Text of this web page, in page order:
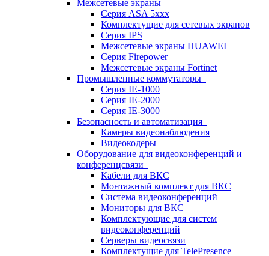
Межсетевые экраны
Серия ASA 5xxx
Комплектущие для сетевых экранов
Серия IPS
Межсетевые экраны HUAWEI
Серия Firepower
Межсетевые экраны Fortinet
Промышленные коммутаторы
Серия IE-1000
Серия IE-2000
Серия IE-3000
Безопасность и автоматизация
Камеры видеонаблюдения
Видеокодеры
Оборудование для видеоконференций и
конференцсвязи
Кабели для ВКС
Монтажный комплект для ВКС
Система видеоконференций
Мониторы для ВКС
Комплектующие для систем
видеоконференций
Серверы видеосвязи
Комплектущие для TelePresence